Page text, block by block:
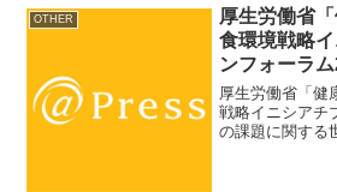
OTHER
厚生労働省
食環境戦略
ンフォーラ
携で取り組
り～」開催
厚生労働省「健
戦略イニシアチ
の課題に関する